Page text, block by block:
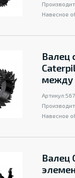
Навесное
Валец
между
Артикул:
Навесное
Валец